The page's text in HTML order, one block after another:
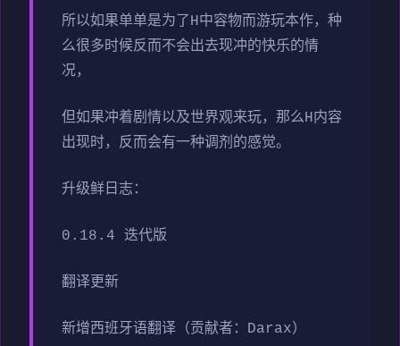
所以如果单单是为了H中容物而游玩本作，种
么很多时候反而不会出去现冲的快乐的情
况，
但如果冲着剧情以及世界观来玩，那么H内容
出现时，反而会有一种调剂的感觉。
升级鲜日志：
0.18.4 迭代版
翻译更新
新增西班牙语翻译（贡献者：Darax）